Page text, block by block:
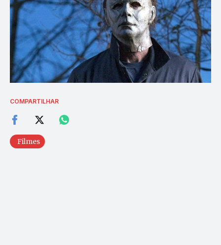
COMPARTILHAR
Filmes